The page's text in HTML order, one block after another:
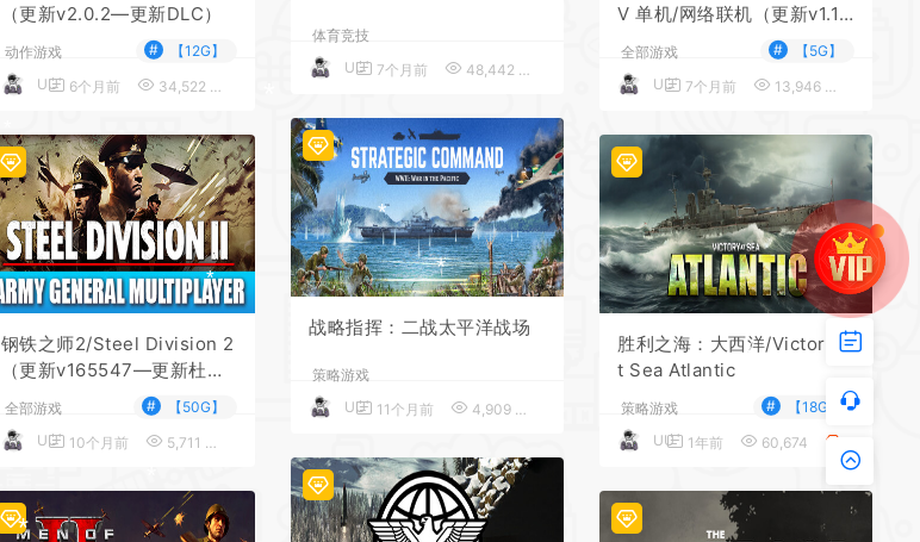
（更新v2.0.2—更新DLC）
动作游戏 #
【12G】
UU
6个月前 34,522
体育竞技
UU
7个月前 48,442
V 单机/网络联机（更新v1.17.
0—更新DLC）
全部游戏 #
【5G】
UU
7个月前 13,946
钢铁之师2/Steel Division 2
（更新v165547—更新杜克
拉山口之战DLC）
全部游戏 #
【50G】
UU
10个月前 5,711
战略指挥：二战太平洋战场
策略游戏
UU
11个月前 4,909
胜利之海：大西洋/Victory a
t Sea Atlantic
策略游戏 #
【18G】
UU
1年前 60,674
*
*
* *
*
*